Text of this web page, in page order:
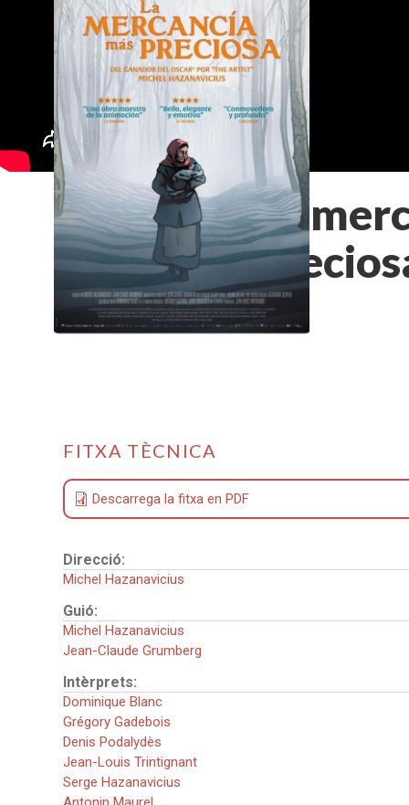
La
FITXA TÈCNICA
Descarrega la fitxa en PDF
Direcció:
Michel Hazanavicius
Guió:
Michel Hazanavicius
Jean-Claude Grumberg
Intèrprets:
Dominique Blanc
Grégory Gadebois
Denis Podalydès
Jean-Louis Trintignant
Serge Hazanavicius